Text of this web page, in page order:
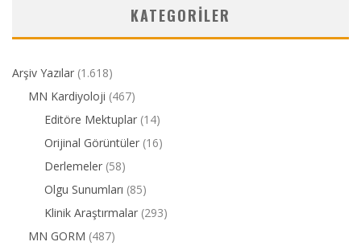
KATEGORILER
Arşiv Yazılar (1.618)
MN Kardiyoloji (467)
Editöre Mektuplar (14)
Orijinal Görüntüler (16)
Derlemeler (58)
Olgu Sunumları (85)
Klinik Araştırmalar (293)
MN GORM (487)